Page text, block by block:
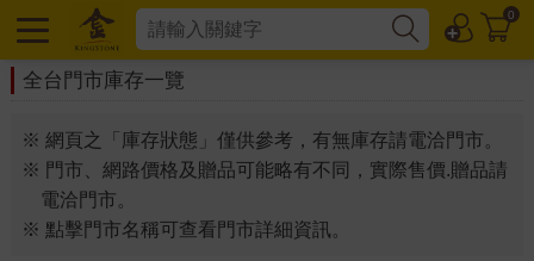
0
全台門市庫存一覽
※ 網頁之「庫存狀態」僅供參考，有無庫存請電洽門市。
※ 門市、網路價格及贈品可能略有不同，實際售價.贈品請
電洽門市。
※ 點擊門市名稱可查看門市詳細資訊。